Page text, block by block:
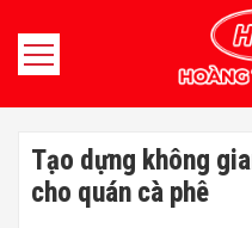
Tạo dựng không
cho quán cà phê